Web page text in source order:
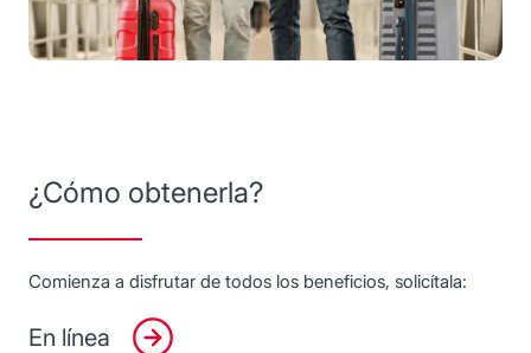
¿Cómo obtenerla?
Comienza a disfrutar de todos los beneficios, solicítala:
En línea